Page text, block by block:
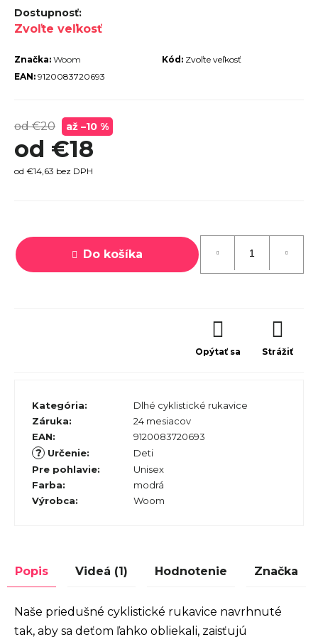
Zvoľte veľkosť
Kód: Zvoľte veľkosť
Značka: Woom
EAN: 9120083720693
od €20 až –10 %
od €18
od €14,63 bez DPH
cena:
Do košíka
Kategória:
Dlhé cyklistické rukavice
Záruka:
24 mesiacov
EAN: 9120083720693
? Určenie:
Deti
Pre pohlavie:
Unisex
Farba:
modrá
Výrobca: Woom
Opýtať sa Strážiť
Popis Videá (1) Hodnotenie Značka
Naše priedušné cyklistické rukavice navrhnuté
tak, aby sa deťom ľahko obliekali, zaisťujú
r
ú
č
a
RED
€1 449